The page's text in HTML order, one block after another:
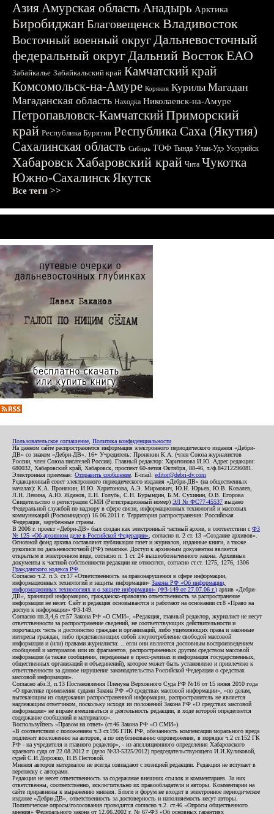
АзияАмурская область Анадырь Арктика
БиробиджанБлаговещенскВладивосток
Восточный военный округДальневосточный
федеральный округДальний ВостокЕАО
Забайкалье Забайкальский край Камчатский край
Комсомольск-на-Амуре Корякия Курилы Магадан
Магаданская область Находка Николаевск-на-Амуре
Петропавловск-КамчатскийПриморский
край Республика Бурятия Республика Саха (Якутия)
Сахалинская область Сибирь ТОФ Тында Улан-Удэ Уссурийск
ХабаровскХабаровский край Чита Чукотка
Южно-СахалинскЯкутск
Все теги >>
Пользовательское соглашение Политика конфиденциальности
На данном сайте распространяется информация электронного периодического издания «Дебри-
ДВ» со знаком «Дебри-ДВ». 16+ Учредитель: Пронякин К.А. (член Союза журналистов
России, член Союза писателей России). Главный редактор: Харитонова И.Ю. Адрес редакции:
680032, Хабаровский край, Хабаровск, проспект 60-летия Октября, 88-46, т./ф.84212296081.
Электронная приемная: Отправить сообщение . E-mail: editor@debri-dv.com
Редакционный совет электронного периодического издания «Дебри-ДВ» (на общественных
началах): К.А. Пронякин, И.Ю. Харитонова, А.Э. Мирмович, Ю.Н. Юрьев, Ю.В. Ковалев,
Л.Н. Левина, А.Ю. Жданов, Е.Н. Голубь, С.Н. Бурындин, Б.М. Сухинин, О.В. Егорова
Свидетельство о регистрации СМИ (Регистрационный номер) ЭЛ № ФС77-45537 выдано
Федеральной службой по надзору в сфере связи, информационных технологий и массовых
коммуникаций (Роскомнадзор) 16.06.2011 г. Территория распространения: Российская
Федерация, зарубежные страны.
В 2006 г. проект «Дебри-ДВ» был создан как электронный частный архив, в соответствии с ФЗ
№ 125 «Об архивном деле в Российской Федерации» , согласно п. 2 ст. 13 «Создание архивов».
Основной фонд архива составляют публикации газет и журналов, изданные книги, а также
рукописи по дальневосточной (РФ) тематике. Доступ к архивным документам является
открытым в электронном виде, согласно п. 1 ст. 24 вышеобозначенного закона. Архивные
документы к частной собственности редакции не относятся, согласно ст.ст. 1275, 1276, 1306
Гражданского кодекса РФ
Согласно ч.2. п.3. ст.17 «Ответственность за правонарушения в сфере информации,
информационных технологий и защиты информации» Закона РФ «Об информации,
информационных технологиях и о защите информации» (ФЗ-149 от 27.07.06 г.) архив «Дебри-
ДВ», хранящий информацию, гражданско-правовую ответственность за распространение
информации не несет. Сайт и редакция основываются и работают на основании ст.8 «Право на
доступ к информации» ФЗ-149.
Согласно пп.3,4,6 ст.57 Закона РФ «О СМИ», «Редакция, главный редактор, журналист не несут
ответственности за распространение сведений, не соответствующих действительности и
порочащих честь и достоинство граждан и организаций, либо ущемляющих права и законные
интересы граждан, либо представляющих собой злоупотребление свободой массовой
информации и (или) правами журналиста: ...если они являются дословным воспроизведением
сообщений и материалов или их фрагментов, распространенных другим средством массовой
информации (а также сообщения, переданные в пресс-релизах и информация государственных,
общественных организаций и объединений), которое может быть установлено и привлечено к
ответственности за данное нарушение законодательства Российской Федерации о средствах
массовой информации».
Согласно абз.3, п.13 Постановления Пленума Верховного Суда РФ №16 от 15 июня 2010 года
«О практике применения судами Закона РФ «О средствах массовой информации», «по делам,
вытекающим из содержания распространенной информации, распространитель не является
надлежащим ответчиком, поскольку исходя из положений Закона РФ «О средствах массовой
информации» не вправе вмешиваться в деятельность редакции, в ходе которой определяется
содержание сообщений и материалов».
Воспользуйтесь «Правом на ответ» (ст.46 Закона РФ «О СМИ»).
«В соответствии с положением ч.3 ст.196 ГПК РФ, обязанность компенсации морального вреда
подлежит возложению на авторов, а по опубликованию опровержения, в порядке ч.2 ст.152 ГК
РФ - на учредителя и главного редактор», - из апелляционного определения Хабаровского
краевого суда от 22.08.2012 г. (дело №33-5325/2012) председательствующего И.И.Куликовой,
судей С.И.Дорожко, Н.В.Пестовой.
Мнения авторов материалов не всегда совпадают с позицией редакции. Редакция не вступает в
переписку с авторами.
Редакция не несет ответственность за содержание внешних ссылок и комментариев. За них
ответственны, соответственно, исключительно их правообладатели и авторы. Комментарии на
сайте приравнены к выражению мнения. Блоги и форум не входят в электронное периодическое
издание «Дебри-ДВ», ответственность за достоверность и наполняемость несут авторы.
Политические опросы/голосования проводятся согласно ч.2. ст.46 «Опросы общественного
мнения» Федерального закона от 12.06.2002 г. № 67-ФЗ «Об основных гарантиях